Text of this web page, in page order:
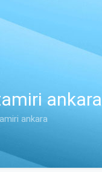
ankara
ankara